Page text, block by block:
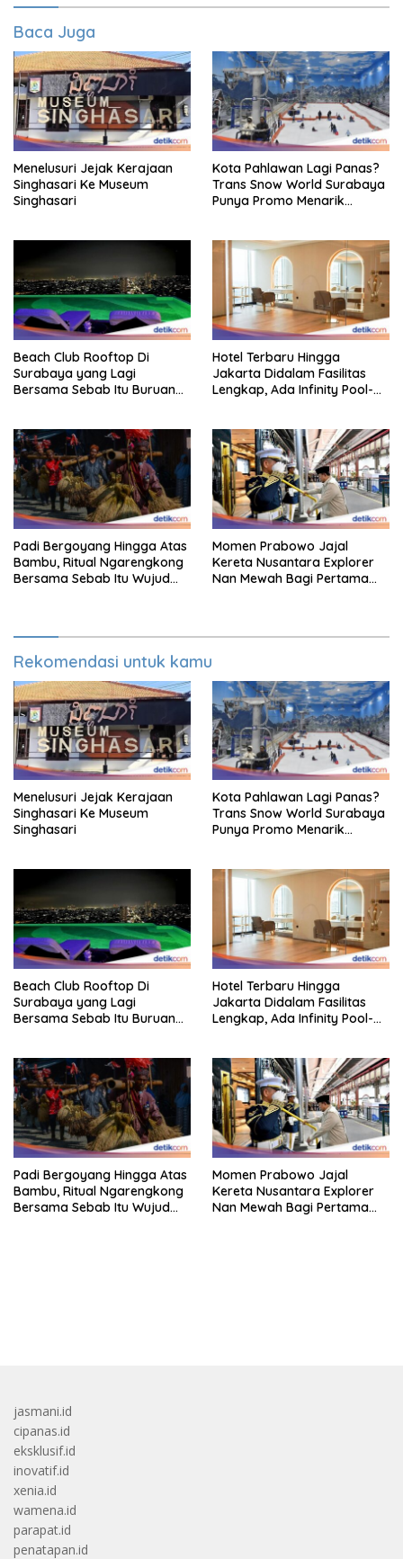
Baca Juga
Menelusuri Jejak Kerajaan
Singhasari Ke Museum
Singhasari
Kota Pahlawan Lagi Panas?
Trans Snow World Surabaya
Punya Promo Menarik
Beach Club Rooftop Di
Surabaya yang Lagi
Bersama Sebab Itu Buruan
Hotel Terbaru Hingga
Jakarta Didalam Fasilitas
Lengkap, Ada Infinity Pool-
Padi Bergoyang Hingga Atas
Bambu, Ritual Ngarengkong
Bersama Sebab Itu Wujud
Momen Prabowo Jajal
Kereta Nusantara Explorer
Nan Mewah Bagi Pertama
Rekomendasi untuk kamu
Menelusuri Jejak Kerajaan
Singhasari Ke Museum
Singhasari
Kota Pahlawan Lagi Panas?
Trans Snow World Surabaya
Punya Promo Menarik
Beach Club Rooftop Di
Surabaya yang Lagi
Bersama Sebab Itu Buruan
Hotel Terbaru Hingga
Jakarta Didalam Fasilitas
Lengkap, Ada Infinity Pool-
Padi Bergoyang Hingga Atas
Bambu, Ritual Ngarengkong
Bersama Sebab Itu Wujud
Momen Prabowo Jajal
Kereta Nusantara Explorer
Nan Mewah Bagi Pertama
jasmani.id
cipanas.id
eksklusif.id
inovatif.id
xenia.id
wamena.id
parapat.id
penatapan.id